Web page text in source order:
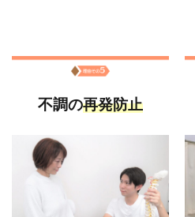
不調の再発防止